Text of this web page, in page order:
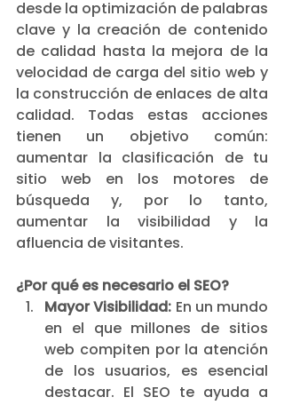
desde la optimización de palabras
clave y la creación de contenido
de calidad hasta la mejora de la
velocidad de carga del sitio web y
la construcción de enlaces de alta
calidad. Todas estas acciones
tienen un objetivo común:
aumentar la clasificación de tu
sitio web en los motores de
búsqueda y, por lo tanto,
aumentar la visibilidad y la
afluencia de visitantes.
¿Por qué es necesario el SEO?
Mayor Visibilidad: En un mundo
en el que millones de sitios
web compiten por la atención
de los usuarios, es esencial
destacar. El SEO te ayuda a